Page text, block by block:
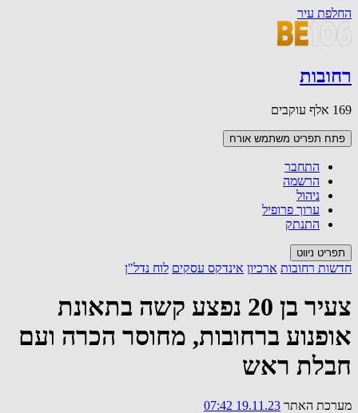
החלפת עיר
רחובות
169 אלף עוקבים
פתח תפריט משתמש אורח
התחבר
הרשמה
ניהול
ערוך פרופיל
התנתק
תפריט ניווט
חדשות רחובות ארכיון אינדקס עסקים לוח נדל"ן
צעיר בן 20 נפצע קשה בתאונת
אופנוע ברחובות, מחוסר הכרה ועם
חבלת ראש
מערכת האתר 19.11.23 07:42